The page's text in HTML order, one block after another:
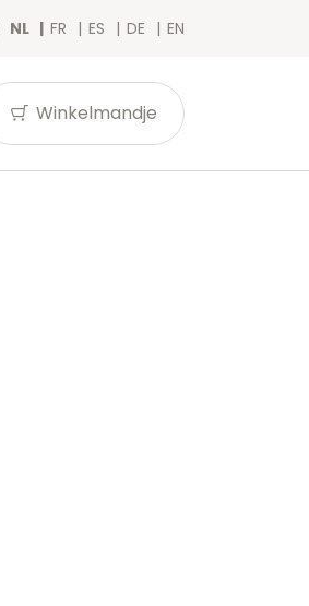
NL FR ES DE EN
Winkelmandje